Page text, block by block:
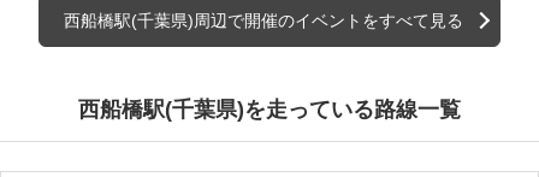
西船橋駅(千葉県)周辺で開催のイベントをすべて見る
西船橋駅(千葉県)を走っている路線一覧